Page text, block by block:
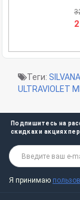
Теги:
ULTRAVIOLET
Подпишитесь на
скидках и акциях
Я принимаю